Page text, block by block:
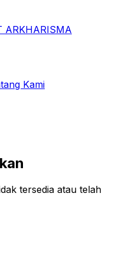
ARKHARISMA
Kami
tersedia atau telah